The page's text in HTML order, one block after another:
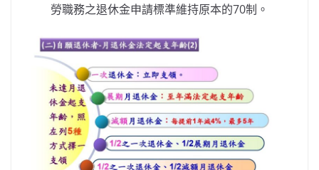
勞職務之退休金申請標準維持原本的70制。